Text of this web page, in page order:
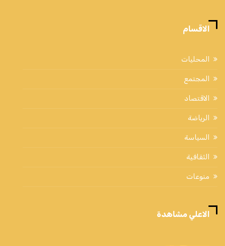
الاقسام
المحليات
المجتمع
الاقتصاد
الرياضة
السياسة
الثقافية
منوعات
الاعلي مشاهدة